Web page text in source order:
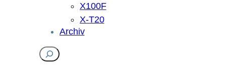
X100F
X-T20
Archiv
Suchen